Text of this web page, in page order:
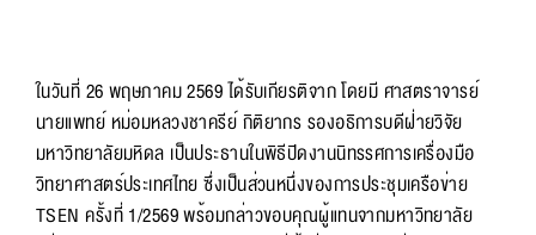
ในวันที่ 26 พฤษภาคม 2569 ได้รับเกียรติจาก โดยมี ศาสตราจารย์
นายแพทย์ หม่อมหลวงชาครีย์ กิติยากร รองอธิการบดีฝ่ายวิจัย
มหาวิทยาลัยมหิดล เป็นประธานในพิธีปิดงานนิทรรศการเครื่องมือ
วิทยาศาสตร์ประเทศไทย ซึ่งเป็นส่วนหนึ่งของการประชุมเครือข่าย
TSEN ครั้งที่ 1/2569 พร้อมกล่าวขอบคุณผู้แทนจากมหาวิทยาลัย